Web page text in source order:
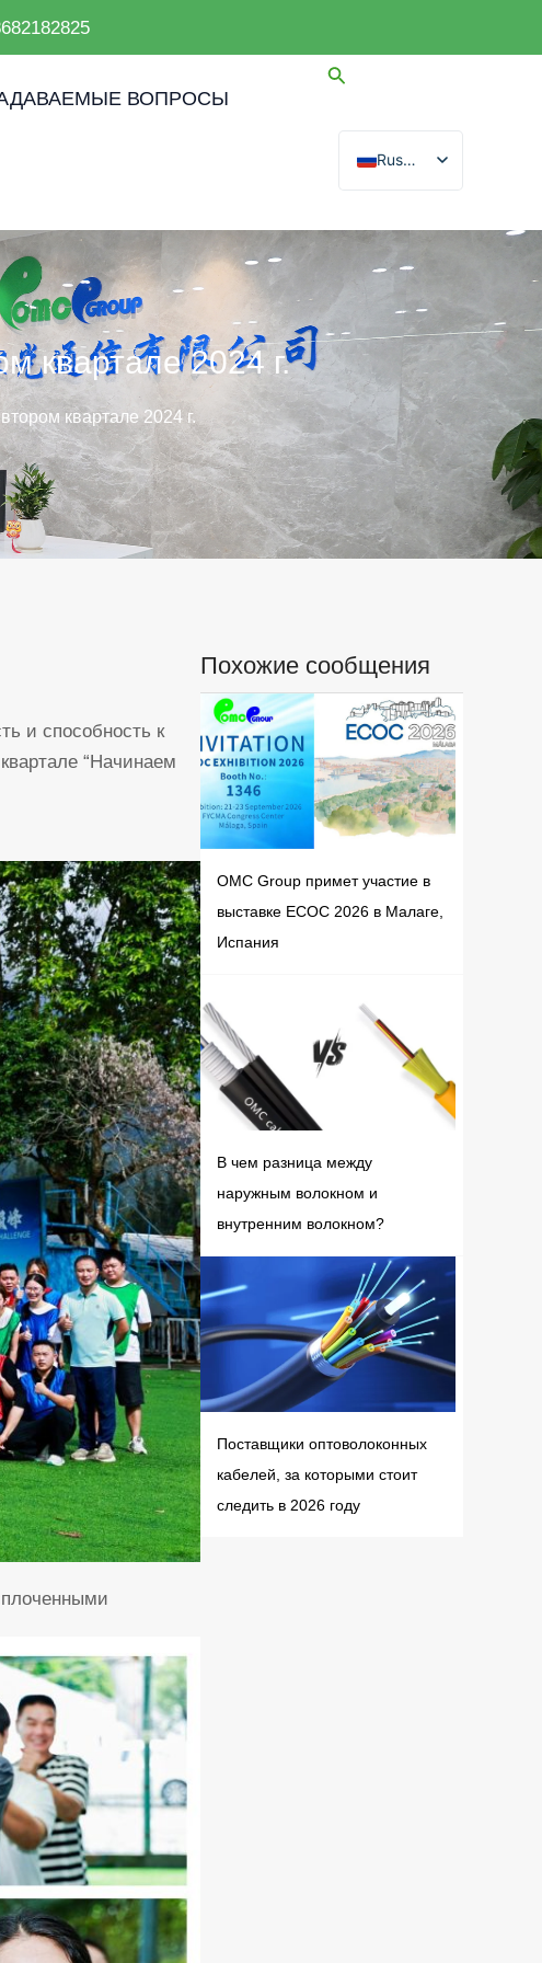
ВОПРОСЫ
Russian
English
Spanish
Arabic
French
German
квартале 2024 г.
квартале 2024 г.
и способность к
“Начинаем
Похожие сообщения
OMC Group примет участие в
выставке ECOC 2026 в Малаге,
Испания
В чем разница между
наружным волокном и
внутренним волокном?
Поставщики оптоволоконных
кабелей, за которыми стоит
следить в 2026 году